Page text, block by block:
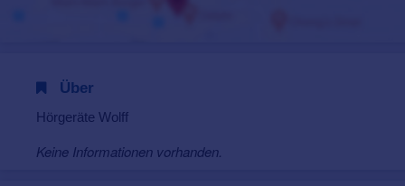
Über
Hörgeräte Wolff
Keine Informationen vorhanden.